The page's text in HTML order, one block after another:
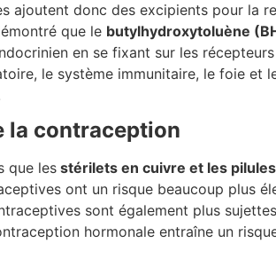
ajoutent donc des excipients pour la
que le butylhydroxytoluène
en se fixant sur les
le système immunitaire, le foie et
la contraception
que les stérilets en cuivre et les
ont un risque beaucoup plus
sont également plus
hormonale entraîne un